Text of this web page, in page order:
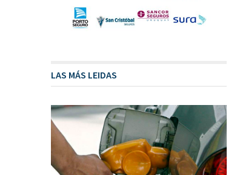
LAS MÁS LEIDAS